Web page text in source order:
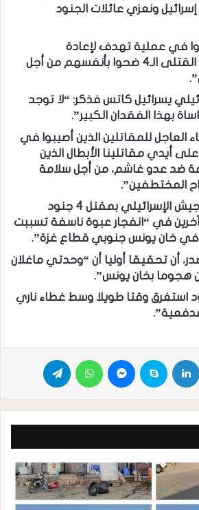
ونعزي عائلات الجنود
في عملية تهدف لإعادة
المخطوفين.. الجنود القتلى الـ4 ضحوا بأنفسهم من أجل
يسرائيل كاتس فذكر: “لا توجد
بهذا الفقدان الكبير”.
العاجل للمقاتلين الذين أصيبوا في
على أيدي مقاتلينا الأبطال الذين
ضد عدو غاشم، من أجل سلامة
المختطفين”.
هذا وأفادت إذاعة الجيش الإسرائيلي بمقتل 4 جنود
إسرائيليين وإصابة 5 آخرين في “انفجار عبوة ناسفة تسببت
في خان يونس جنوبي قطاع غزة”.
أن تحقيقا أوليا أن “وحدتي ماغلان
هجوما بخان يونس”.
استغرق وقتا طويلا وسط غطاء ناري